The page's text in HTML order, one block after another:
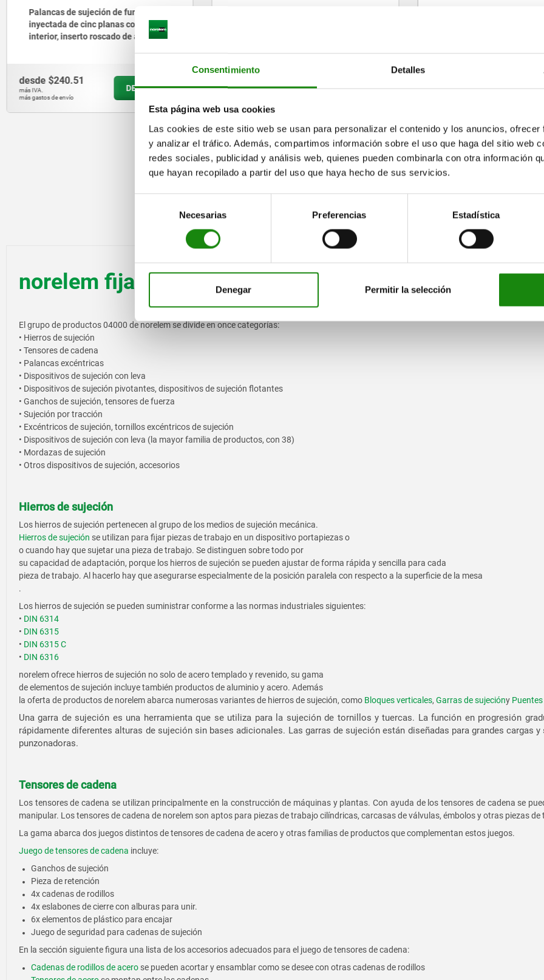
Consentimiento Detalles
Esta página web usa cookies
Las cookies de este sitio web se usan para personalizar el contenido y los anuncios,
y analizar el tráfico. Además, compartimos información sobre el uso que haga del sitio web
redes sociales, publicidad y análisis web, quienes pueden combinarla con otra información
que hayan recopilado a partir del uso que haya hecho de sus servicios.
consentimiento
Necesarias Preferencias Estadística
Denegar Permitir la selección
Palancas de apriete de fundición
inyectada de cinc con rosca interior
y tapa protectora, naranja puro
desde$379.57
más IVA.
más gastos de envío
DETALLES
más IVA.
DETALLES
más IVA.
norelem fija – 04000
El grupo de productos 04000 de norelem se divide en once categorías:
• Hierros de sujeción
• Tensores de cadena
• Palancas excéntricas
• Dispositivos de sujeción con leva
• Dispositivos de sujeción pivotantes, dispositivos de sujeción flotantes
• Ganchos de sujeción, tensores de fuerza
• Sujeción por tracción
• Excéntricos de sujeción, tornillos excéntricos de sujeción
• Dispositivos de sujeción con leva (la mayor familia de productos, con 38)
• Mordazas de sujeción
• Otros dispositivos de sujeción, accesorios
Hierros de sujeción
Los hierros de sujeción pertenecen al grupo de los medios de sujeción mecánica.
Hierros de sujeción se utilizan para fijar piezas de trabajo en un dispositivo portapiezas o
o cuando hay que sujetar una pieza de trabajo. Se distinguen sobre todo por
su capacidad de adaptación, porque los hierros de sujeción se pueden ajustar de forma rápida y sencilla para cada
pieza de trabajo. Al hacerlo hay que asegurarse especialmente de la posición paralela con respecto a la superficie de la mesa
.
Los hierros de sujeción se pueden suministrar conforme a las normas industriales siguientes:
• DIN 6314
• DIN 6315
• DIN 6315 C
• DIN 6316
norelem ofrece hierros de sujeción no solo de acero templado y revenido, su gama
de elementos de sujeción incluye también productos de aluminio y acero. Además
la oferta de productos de norelem abarca numerosas variantes de hierros de sujeción, como Bloques verticales, Garras de sujecióny
Una garra de sujeción es una herramienta que se utiliza para la sujeción de tornillos y tuercas. La función en progresión
rápidamente diferentes alturas de sujeción sin bases adicionales. Las garras de sujeción están diseñadas para grandes cargas
punzonadoras.
Tensores de cadena
Los tensores de cadena se utilizan principalmente en la construcción de máquinas y plantas. Con ayuda de los tensores de cadena se
manipular. Los tensores de cadena de norelem son aptos para piezas de trabajo cilíndricas, carcasas de válvulas, émbolos y otras piezas de
La gama abarca dos juegos distintos de tensores de cadena de acero y otras familias de productos que complementan estos juegos.
Juego de tensores de cadena incluye:
Ganchos de sujeción
Pieza de retención
4x cadenas de rodillos
4x eslabones de cierre con alburas para unir.
6x elementos de plástico para encajar
Juego de seguridad para cadenas de sujeción
En la sección siguiente figura una lista de los accesorios adecuados para el juego de tensores de cadena:
Cadenas de rodillos de acero se pueden acortar y ensamblar como se desee con otras cadenas de rodillos